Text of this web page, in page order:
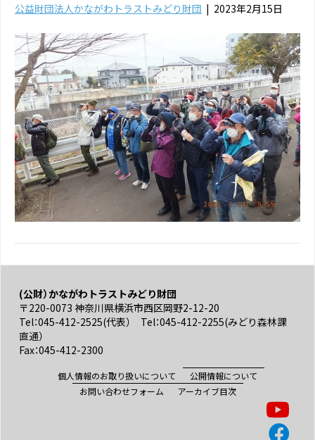
公益財団法人かながわトラストみどり財団 | 2023年2月15日
(公財）かながわトラストみどり財団
〒220-0073 神奈川県横浜市西区岡野2-12-20
Tel：045-412-2525(代表） Tel：045-412-2255(みどり森林課
直通）
Fax：045-412-2300
個人情報のお取り扱いについて
公開情報について
お問い合わせフォーム
アーカイブ目次